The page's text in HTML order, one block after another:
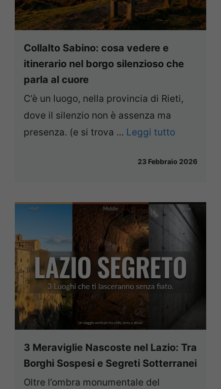
Collalto Sabino: cosa vedere e
itinerario nel borgo silenzioso che
parla al cuore
C’è un luogo, nella provincia di Rieti,
dove il silenzio non è assenza ma
presenza. (e si trova ... Leggi tutto
23 Febbraio 2026
3 Meraviglie Nascoste nel Lazio: Tra
Borghi Sospesi e Segreti Sotterranei
Oltre l’ombra monumentale del